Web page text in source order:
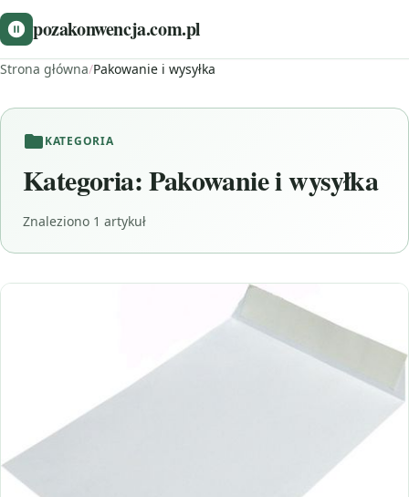
pozakonwencja.com.pl
Strona główna/Pakowanie i wysyłka
KATEGORIA
Kategoria:Pakowanie i wysyłka
Znaleziono 1 artykuł